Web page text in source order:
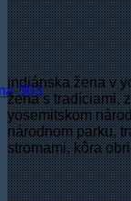
indiánska žena v
žena s tradíciami,
yosemitskom
národnom parku,
stromami, kôra